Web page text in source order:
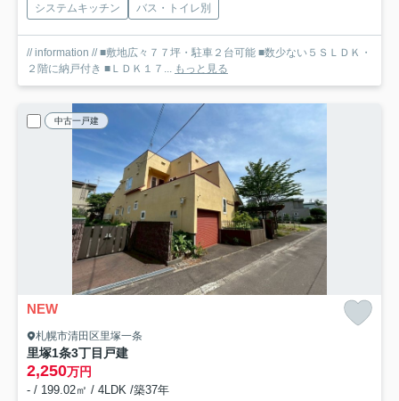
システムキッチン
バス・トイレ別
// information // ■敷地広々７７坪・駐車２台可能 ■数少ない５ＳＬＤＫ・
２階に納戸付き ■ＬＤＫ１７...
もっと見る
中古一戸建
NEW
札幌市清田区里塚一条
里塚1条3丁目戸建
2,250万円
- / 199.02㎡ / 4LDK /築37年